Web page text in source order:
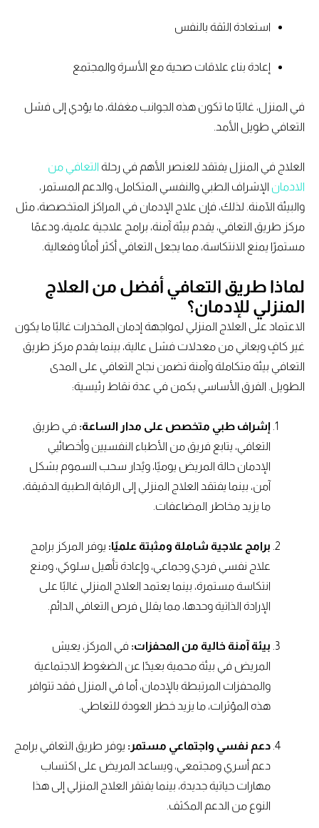
استعادة الثقة بالنفس
إعادة بناء علاقات صحية مع الأسرة والمجتمع
في المنزل، غالبًا ما تكون هذه الجوانب مغفلة، ما يؤدي إلى فشل
التعافي طويل الأمد.
العلاج في المنزل يفتقد للعنصر الأهم في رحلةالتعافي من
الادمانالإشراف الطبي والنفسي المتكامل، والدعم المستمر،
والبيئة الآمنة. لذلك، فإن علاج الإدمان في المراكز المتخصصة، مثل
مركز طريق التعافي، يقدم بيئة آمنة، برامج علاجية علمية، ودعمًا
مستمرًا يمنع الانتكاسة، مما يجعل التعافي أكثر أمانًا وفعالية.
لماذا طريق التعافي أفضل من العلاج
المنزلي للإدمان؟
الاعتماد على العلاج المنزلي لمواجهة إدمان المخدرات غالبًا ما يكون
غير كافٍ ويعاني من معدلات فشل عالية، بينما يقدم مركز طريق
التعافي بيئة متكاملة وآمنة تضمن نجاح التعافي على المدى
الطويل. الفرق الأساسي يكمن في عدة نقاط رئيسية:
إشراف طبي متخصص على مدار الساعة:في طريق
التعافي، يتابع فريق من الأطباء النفسيين وأخصائيي
الإدمان حالة المريض يوميًا، ويُدار سحب السموم بشكل
آمن، بينما يفتقد العلاج المنزلي إلى الرقابة الطبية الدقيقة،
ما يزيد مخاطر المضاعفات.
برامج علاجية شاملة ومثبتة علميًا:يوفر المركز برامج
علاج نفسي فردي وجماعي، وإعادة تأهيل سلوكي، ومنع
انتكاسة مستمرة، بينما يعتمد العلاج المنزلي غالبًا على
الإرادة الذاتية وحدها، مما يقلل فرص التعافي الدائم.
بيئة آمنة خالية من المحفزات:في المركز، يعيش
المريض في بيئة محمية بعيدًا عن الضغوط الاجتماعية
والمحفزات المرتبطة بالإدمان، أما في المنزل فقد تتوافر
هذه المؤثرات، ما يزيد خطر العودة للتعاطي.
دعم نفسي واجتماعي مستمر:يوفر طريق التعافي برامج
دعم أسري ومجتمعي، ويساعد المريض على اكتساب
مهارات حياتية جديدة، بينما يفتقر العلاج المنزلي إلى هذا
النوع من الدعم المكثف.